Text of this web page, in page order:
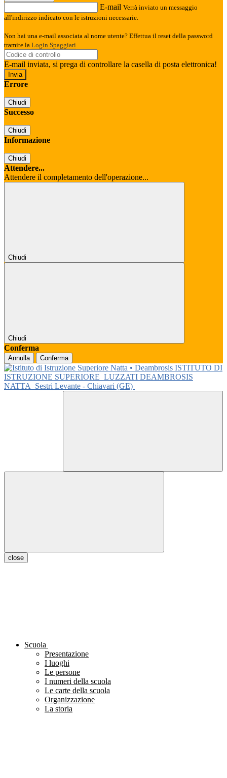
E-mail Verrà inviato un messaggio
all'indirizzo indicato con le istruzioni necessarie.
Non hai una e-mail associata al nome utente? Effettua il reset della password
tramite la Login Spaggiari
E-mail inviata, si prega di controllare la casella di posta elettronica!
Errore
Chiudi
Successo
Chiudi
Informazione
Chiudi
Attendere...
Attendere il completamento dell'operazione...
Chiudi
Chiudi
Conferma
Annulla Conferma
ISTITUTO DI
ISTRUZIONE SUPERIORE LUZZATI DEAMBROSIS
NATTA
Sestri Levante - Chiavari (GE)
close
Scuola
Presentazione
I luoghi
Le persone
I numeri della scuola
Le carte della scuola
Organizzazione
La storia